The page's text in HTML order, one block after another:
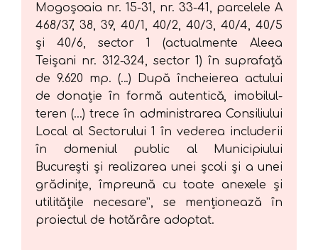
Mogoşoaia nr. 15-31, nr. 33-41, parcelele A
468/37, 38, 39, 40/1, 40/2, 40/3, 40/4, 40/5
şi 40/6, sector 1 (actualmente Aleea
Teişani nr. 312-324, sector 1) în suprafaţă
de 9.620 mp. (...) După încheierea actului
de donaţie în formă autentică, imobilul-
teren (...) trece în administrarea Consiliului
Local al Sectorului 1 în vederea includerii
în domeniul public al Municipiului
Bucureşti şi realizarea unei şcoli şi a unei
grădiniţe, împreună cu toate anexele şi
utilităţile necesare”, se menționează în
proiectul de hotărâre adoptat.